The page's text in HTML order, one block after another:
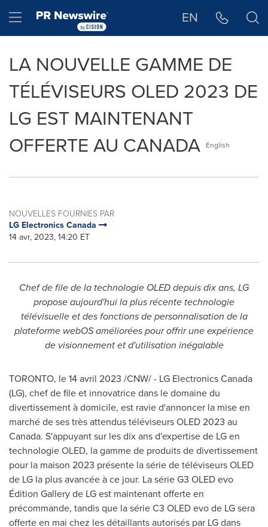
Hamburger menu EN
LA NOUVELLE GAMME DE
TÉLÉVISEURS OLED 2023 DE
LG EST MAINTENANT
OFFERTE AU CANADA English
NOUVELLES FOURNIES PAR
LG Electronics Canada
14 avr, 2023, 14:20 ET
Chef de file de la technologie OLED depuis dix ans, LG
propose aujourd'hui la plus récente technologie
télévisuelle et des fonctions de personnalisation de la
plateforme webOS améliorées pour offrir une expérience
de visionnement et d'utilisation inégalable
TORONTO, le 14 avril 2023 /CNW/ - LG Electronics Canada
(LG), chef de file et innovatrice dans le domaine du
divertissement à domicile, est ravie d'annoncer la mise en
marché de ses très attendus téléviseurs OLED 2023 au
Canada. S'appuyant sur les dix ans d'expertise de LG en
technologie OLED, la gamme de produits de divertissement
pour la maison 2023 présente la série de téléviseurs OLED
de LG la plus avancée à ce jour. La série G3 OLED evo
Édition Gallery de LG est maintenant offerte en
précommande, tandis que la série C3 OLED evo de LG sera
offerte en mai chez les détaillants autorisés par LG dans